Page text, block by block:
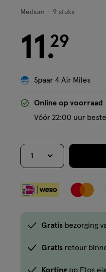
Medium,
stuks,
Medium 9 stuks
€ 11.29
11.29
Spaar 4 Air Miles
Online op voorraad
Vóór 22:00 uur
1
Gratisbezorging
Gratisretour
Kortingop Etos